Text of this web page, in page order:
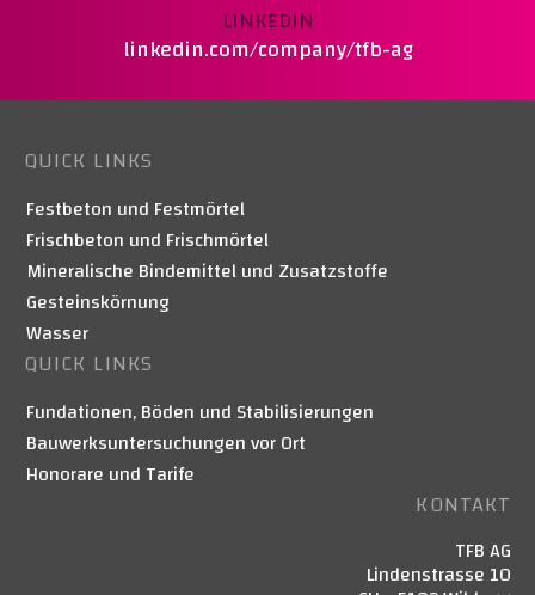
LINKEDIN
linkedin.com/company/tfb-ag
QUICK LINKS
Festbeton und Festmörtel
Frischbeton und Frischmörtel
Mineralische Bindemittel und Zusatzstoffe
Gesteinskörnung
Wasser
QUICK LINKS
Fundationen, Böden und Stabilisierungen
Bauwerksuntersuchungen vor Ort
Honorare und Tarife
KONTAKT
TFB AG
Lindenstrasse 10